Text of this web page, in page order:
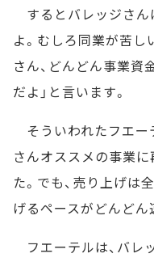
するとバレッジさん
よ。むしろ同業が苦し
さん、どんどん事業資
だよ」と言います。
そういわれたフエー
さんオススメの事業
た。でも、売り上げは
げるペースがどんどん
フエーテルは、バレ